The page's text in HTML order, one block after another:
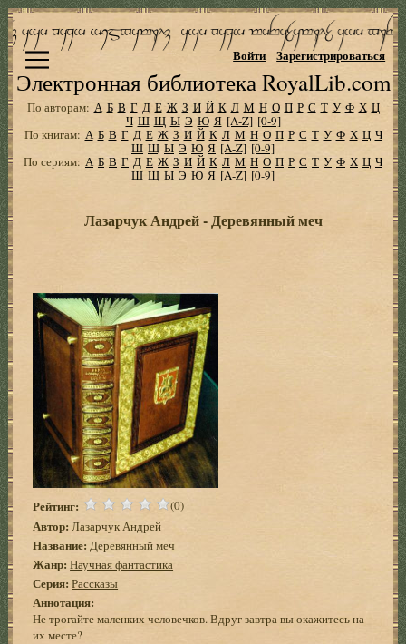
Электронная библиотека RoyalLib.com
Войти Зарегистрироваться
По авторам: А Б В Г Д Е Ж З И Й К Л М Н О П Р С Т У Ф Х Ц
Ч Ш Щ Ы Э Ю Я [A-Z] [0-9]
По книгам: А Б В Г Д Е Ж З И Й К Л М Н О П Р С Т У Ф Х Ц Ч
Ш Щ Ы Э Ю Я [A-Z] [0-9]
По сериям: А Б В Г Д Е Ж З И Й К Л М Н О П Р С Т У Ф Х Ц Ч
Ш Щ Ы Э Ю Я [A-Z] [0-9]
Лазарчук Андрей - Деревянный меч
Рейтинг: (0)
Автор: Лазарчук Андрей
Название: Деревянный меч
Жанр: Научная фантастика
Серия: Рассказы
Аннотация:
Не трогайте маленких человечков. Вдруг завтра вы окажитесь на
их месте?